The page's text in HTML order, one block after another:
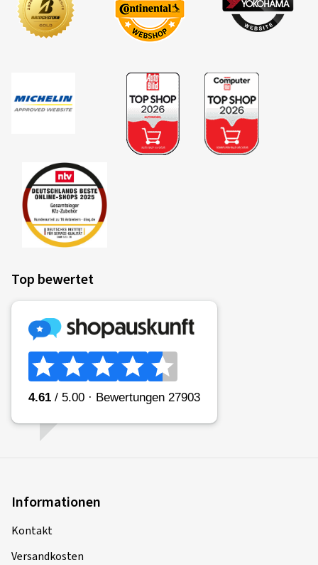
Top bewertet
Informationen
Kontakt
Versandkosten